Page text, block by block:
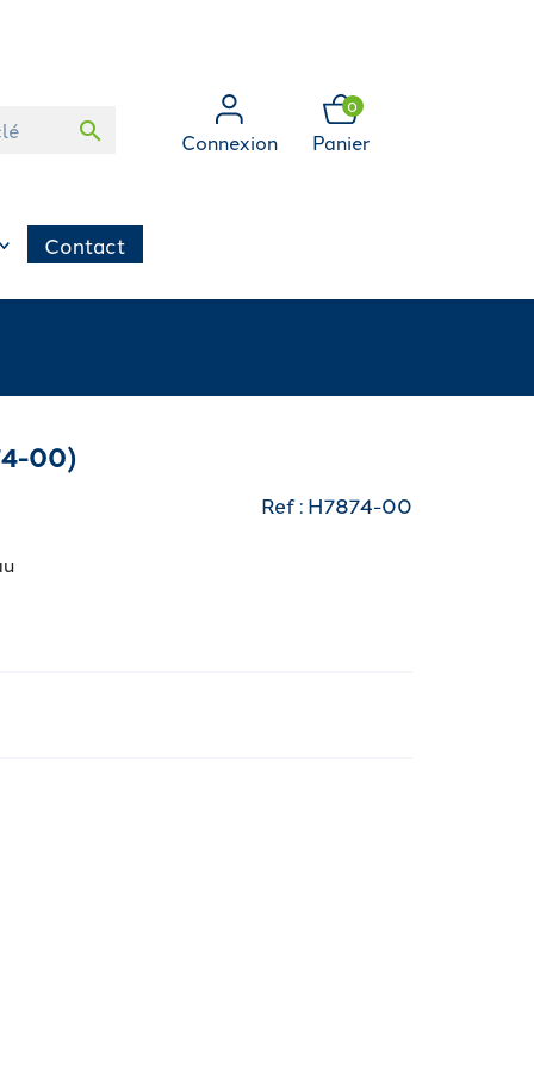
search Connexion Panier
0
Contact
00)
Ref : H7874-00